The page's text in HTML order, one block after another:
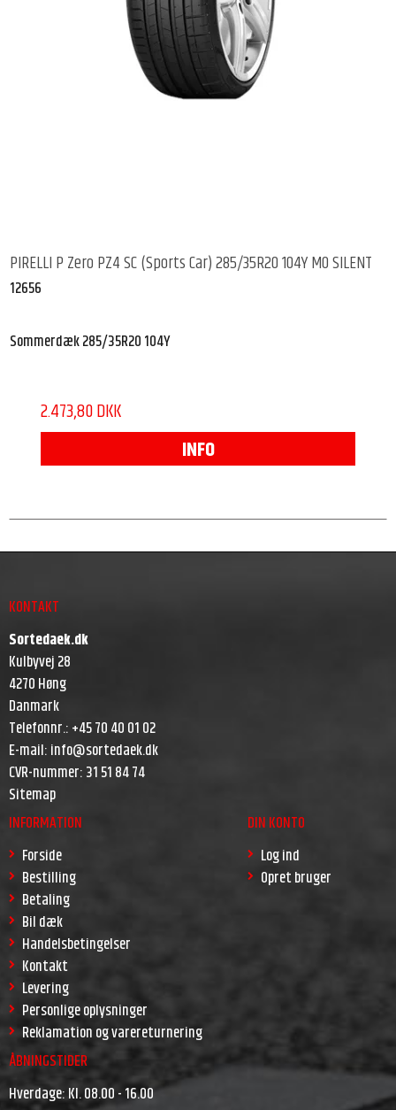
PIRELLI P Zero PZ4 SC (Sports Car) 285/35R20 104Y MO SILENT
12656
Sommerdæk 285/35R20 104Y
2.473,80 DKK
INFO
KONTAKT
Sortedaek.dk
Kulbyvej 28
4270 Høng
Danmark
Telefonnr.:+45 70 40 01 02
E-mail:info@sortedaek.dk
CVR-nummer:31 51 84 74
Sitemap
INFORMATION
Forside
Bestilling
Betaling
Bil dæk
Handelsbetingelser
Kontakt
Levering
Personlige oplysninger
Reklamation og varereturnering
DIN KONTO
Log ind
Opret bruger
ÅBNINGSTIDER
Hverdage: Kl. 08.00 - 16.00